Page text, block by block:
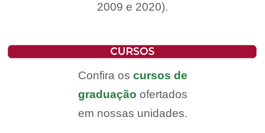
2009 e 2020).
Confira os cursos de
graduação ofertados
em nossas unidades.